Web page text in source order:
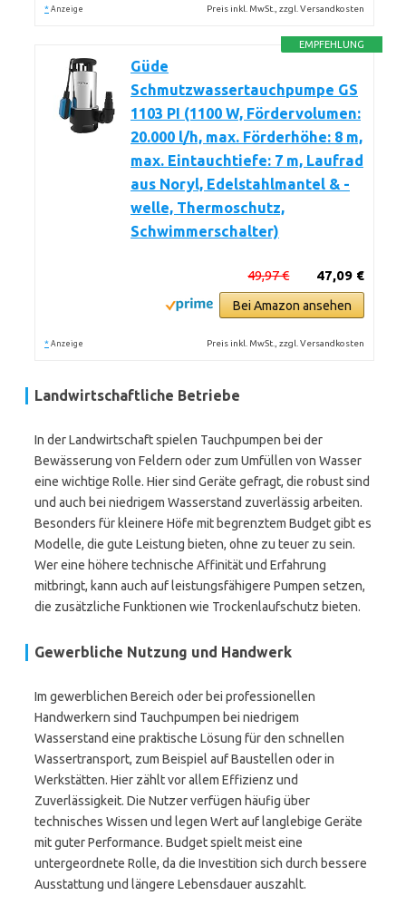
* Anzeige Preis inkl. MwSt., zzgl. Versandkosten
EMPFEHLUNG
Güde
Schmutzwassertauchpumpe GS
1103 PI (1100 W, Fördervolumen:
20.000 l/h, max. Förderhöhe: 8 m,
max. Eintauchtiefe: 7 m, Laufrad
aus Noryl, Edelstahlmantel & -
welle, Thermoschutz,
Schwimmerschalter)
47,09 €
49,97 €
Bei Amazon ansehen
* Anzeige Preis inkl. MwSt., zzgl. Versandkosten
Landwirtschaftliche Betriebe
In der Landwirtschaft spielen Tauchpumpen bei der
Bewässerung von Feldern oder zum Umfüllen von Wasser
eine wichtige Rolle. Hier sind Geräte gefragt, die robust sind
und auch bei niedrigem Wasserstand zuverlässig arbeiten.
Besonders für kleinere Höfe mit begrenztem Budget gibt es
Modelle, die gute Leistung bieten, ohne zu teuer zu sein.
Wer eine höhere technische Affinität und Erfahrung
mitbringt, kann auch auf leistungsfähigere Pumpen setzen,
die zusätzliche Funktionen wie Trockenlaufschutz bieten.
Gewerbliche Nutzung und Handwerk
Im gewerblichen Bereich oder bei professionellen
Handwerkern sind Tauchpumpen bei niedrigem
Wasserstand eine praktische Lösung für den schnellen
Wassertransport, zum Beispiel auf Baustellen oder in
Werkstätten. Hier zählt vor allem Effizienz und
Zuverlässigkeit. Die Nutzer verfügen häufig über
technisches Wissen und legen Wert auf langlebige Geräte
mit guter Performance. Budget spielt meist eine
untergeordnete Rolle, da die Investition sich durch bessere
Ausstattung und längere Lebensdauer auszahlt.